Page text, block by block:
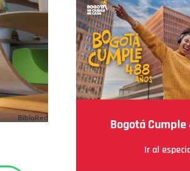
BibloRed Bogotá Cumple
Ir al